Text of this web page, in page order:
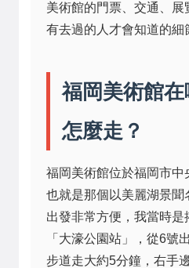
美術館的門票、交通、展
有去過的人才會知道的細
福岡美術館
怎麼走？
福岡美術館位於福岡市中
也就是那個以美麗湖景聞
出發非常方便，我當時是
「大濠公園站」，從6號
步道走大約5分鐘，右手